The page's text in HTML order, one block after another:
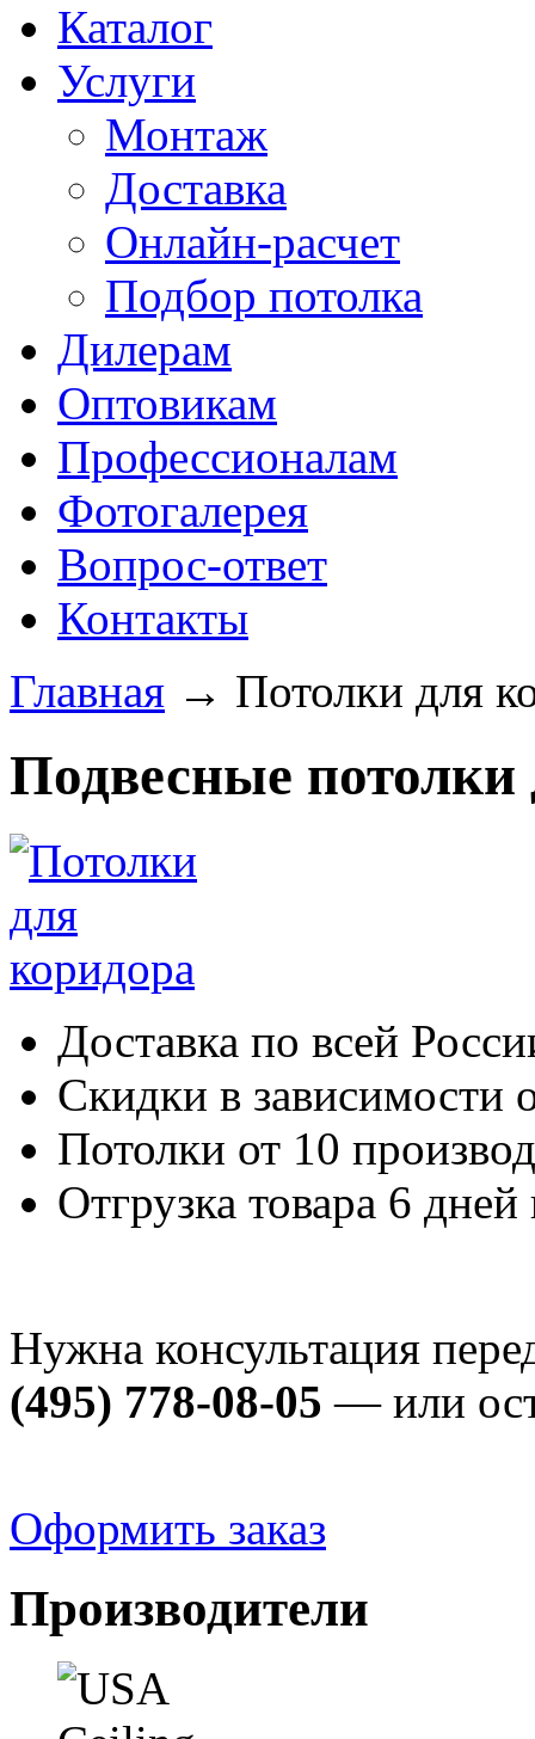
Каталог
Услуги
Монтаж
Доставка
Онлайн-расчет
Подбор потолка
Дилерам
Оптовикам
Профессионалам
Фотогалерея
Вопрос-ответ
Контакты
Главная → Потолки для
Подвесные потолки
Доставка по всей
Скидки в зависимости
Потолки от 10
Отгрузка товара 6
Нужна консультация
(495) 778-08-05 — или
Оформить заказ
Производители